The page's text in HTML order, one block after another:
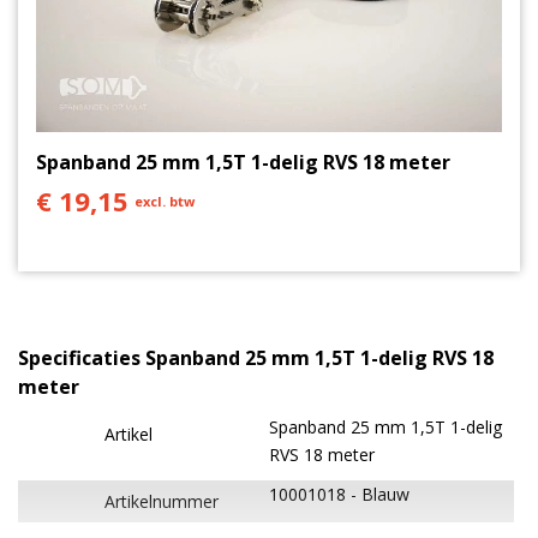
Spanband 25 mm 1,5T 1-delig RVS 18 meter
€ 19,15 excl. btw
Specificaties Spanband 25 mm 1,5T 1-delig RVS 18
meter
Artikel
Spanband 25 mm 1,5T 1-delig
RVS 18 meter
Artikelnummer 10001018 Blauw